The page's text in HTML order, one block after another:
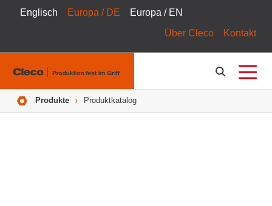
Englisch Europa / DE
Europa / EN
Über Cleco
Kontakt
Pfadnavigation
Produkte Produktkatalog